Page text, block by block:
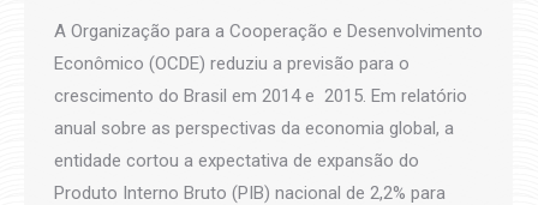
A Organização para a Cooperação e Desenvolvimento
Econômico (OCDE) reduziu a previsão para o
crescimento do Brasil em 2014 e 2015. Em relatório
anual sobre as perspectivas da economia global, a
entidade cortou a expectativa de expansão do
Produto Interno Bruto (PIB) nacional de 2,2% para